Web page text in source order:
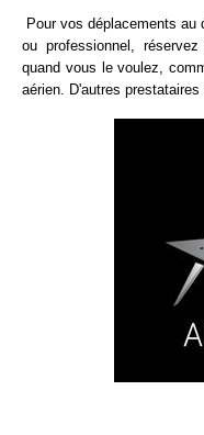
Pour vos déplacements au
ou professionnel,
quand vous le voulez,
aérien. D'autres